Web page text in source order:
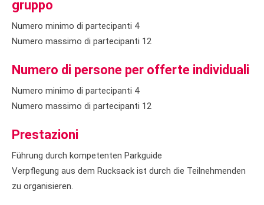
gruppo
Numero minimo di partecipanti 4
Numero massimo di partecipanti 12
Numero di persone per offerte individuali
Numero minimo di partecipanti 4
Numero massimo di partecipanti 12
Prestazioni
Führung durch kompetenten Parkguide
Verpflegung aus dem Rucksack ist durch die Teilnehmenden
zu organisieren.